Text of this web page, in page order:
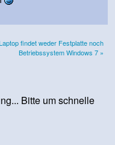
findet weder Festplatte noch
Betriebssystem Windows 7 »
Bitte um schnelle